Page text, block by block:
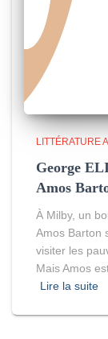
LITTÉRATURE
George
Amos
À Milby, un
Amos Barton
visiter les
Mais Amos
Lire la suite